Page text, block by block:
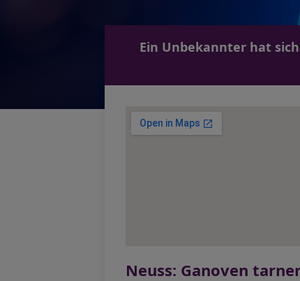
Ein Unbekannter hat
Neuss: Ganoven